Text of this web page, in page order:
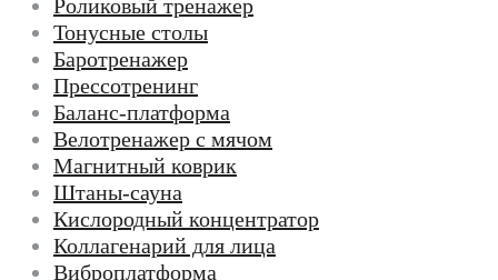
Роликовый тренажер
Тонусные столы
Баротренажер
Прессотренинг
Баланс-платформа
Велотренажер с мячом
Магнитный коврик
Штаны-сауна
Кислородный концентратор
Коллагенарий для лица
Виброплатформа